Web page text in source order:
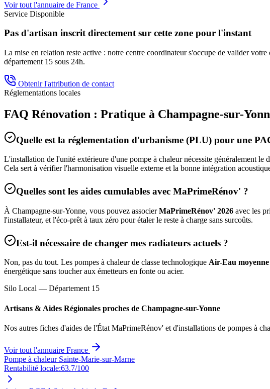
Voir tout l'annuaire de France
Service Disponible
Pas d'artisan inscrit directement sur cette zone pour l'instant
La mise en relation reste active : notre centre coordinateur s'occupe de valider
département 15 sous 24h.
Obtenir l'attribution de contact
Réglementations locales
FAQ Rénovation : Pratique à Champagne-sur-
Quelle est la réglementation d'urbanisme (PLU) pour une
L'installation de l'unité extérieure d'une pompe à chaleur nécessite généralement le
Cela sert à vérifier l'harmonisation visuelle externe et la bonne intégration
Quelles sont les aides cumulables avec MaPrimeRénov' ?
À Champagne-sur-Yonne, vous pouvez associerMaPrimeRénov' 2026 avec les
l'installateur, et l'éco-prêt à taux zéro pour étaler le reste à charge sans surcoûts.
Est-il nécessaire de changer mes radiateurs actuels ?
Non, pas du tout. Les pompes à chaleur de classe technologique Air-Eau
énergétique sans toucher aux émetteurs en fonte ou acier.
Silo Local — Département 15
Artisans & Aides Régionales proches de Champagne-sur-Yonne
Nos autres fiches d'aides de l'État MaPrimeRénov' et d'installations de pompes à
Voir tout l'annuaire France
Pompe à chaleur Sainte-Marie-sur-Marne
Rentabilité locale:63.7/100